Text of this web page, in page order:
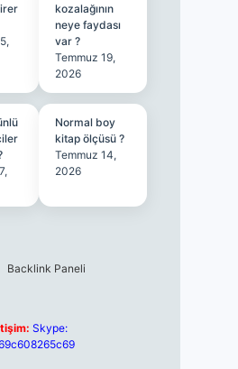
kozalağının
neye faydası
var ?
Temmuz 19,
2026
Normal boy
kitap ölçüsü ?
Temmuz 14,
2026
Skype: